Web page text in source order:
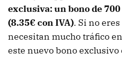
exclusiva: un bono de
(8.35€ con IVA). Si no
necesitan mucho tráfico
este nuevo bono